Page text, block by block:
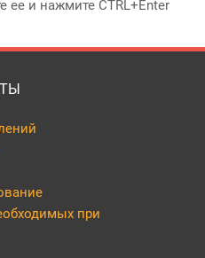
и нажмите CTRL+Enter
при